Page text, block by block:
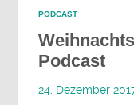
PODCAST
Podcast
24. Dezember